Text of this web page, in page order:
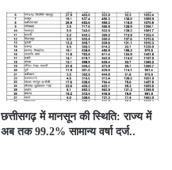
छत्तीसगढ़ में मानसून की स्थिति: राज्य में
अब तक 99.2% सामान्य वर्षा दर्ज..